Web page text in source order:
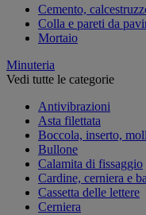
Cemento,
Colla e pareti da
Mortaio
Minuteria
Vedi tutte le categorie
Antivibrazioni
Asta filettata
Boccola, inserto,
Bullone
Calamita di fissaggio
Cardine, cerniera e
Cassetta delle lettere
Cerniera